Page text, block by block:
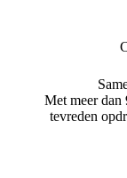
Met meer dan
tevreden